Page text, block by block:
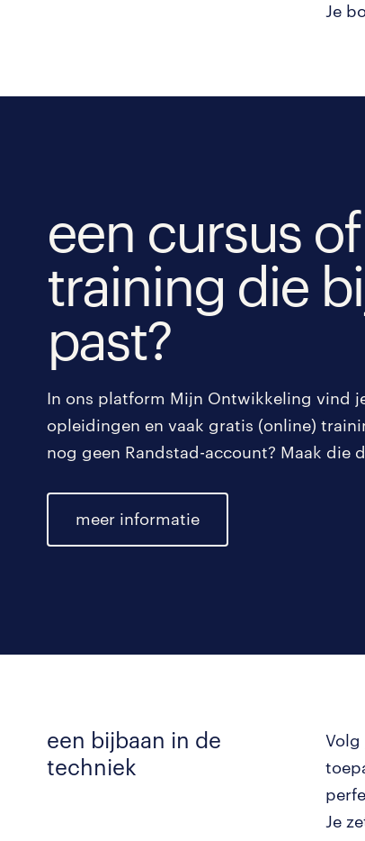
Je
een cursus of
training die
past?
In ons platform Mijn Ontwikkeling vind
opleidingen en vaak gratis (online)
nog geen Randstad-account? Maak die
meer informatie
een bijbaan in de
techniek
Volg
Je